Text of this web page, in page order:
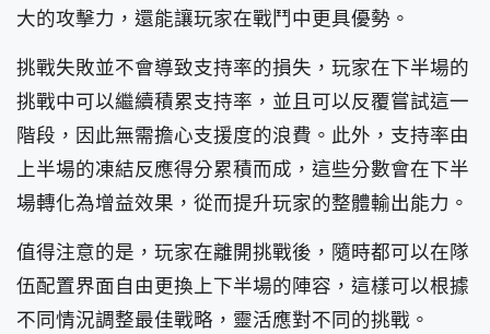
大的攻擊力，還能讓玩家在戰鬥中更具優勢。
挑戰失敗並不會導致支持率的損失，玩家在下半場的
挑戰中可以繼續積累支持率，並且可以反覆嘗試這一
階段，因此無需擔心支援度的浪費。此外，支持率由
上半場的凍結反應得分累積而成，這些分數會在下半
場轉化為增益效果，從而提升玩家的整體輸出能力。
值得注意的是，玩家在離開挑戰後，隨時都可以在隊
伍配置界面自由更換上下半場的陣容，這樣可以根據
不同情況調整最佳戰略，靈活應對不同的挑戰。